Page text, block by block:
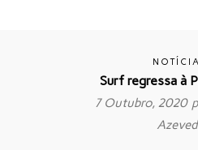
Surf regressa à
7 Outubro, 2020